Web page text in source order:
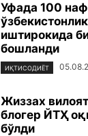
Уфада 100
иштирокида
бошланди
ИҚТИСОДИЁТ
Жиззах
блогер ЙТҲ
бўлди